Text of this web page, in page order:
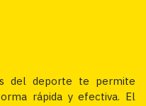
del deporte te permite
rápida y efectiva. El